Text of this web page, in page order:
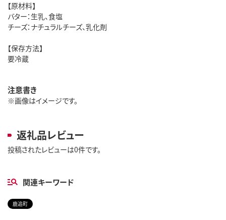
【原材料】
バター：生乳、食塩
チーズ：ナチュラルチーズ、乳化剤
【保存方法】
要冷蔵
注意書き
※画像はイメージです。
返礼品レビュー
投稿されたレビューは0件です。
関連キーワード
鹿追町